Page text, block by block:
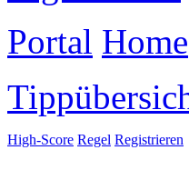
Portal Home
High-Score Regel Registrieren